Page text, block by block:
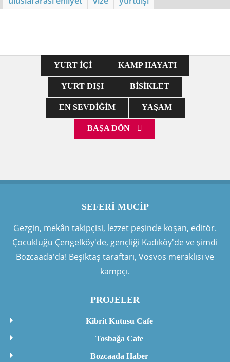
YURT İÇI KAMP HAYATI
YURT DIŞI BISIKLET
EN SEVDIĞIM YAŞAM
BAŞA DÖN
SEFERI MUCIP
Gezgin, mekân takipçisi, lezzet peşinde koşan, editör.
Çocukluğu Çengelköy'de, gençliği Kadıköy'de ve şimdi
Bozcaada'da! Beşiktaş taraftarı, Vosvos meraklısı ve
kampçı.
PROJELER
Kibrit Kutusu Cafe
Tosbağa Cafe
Bozcaada Haber